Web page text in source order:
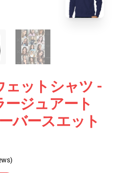
ェットシャツ -
ージュアート
バースエット